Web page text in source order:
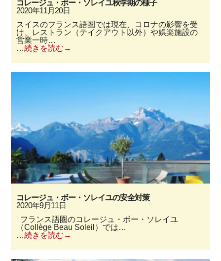
コレージュ・ボー・ソレイユ秋学期の様子
2020年11月20日
スイスのフランス語圏では現在、コロナの影響を受
け、レストラン（テイクアウト以外）や娯楽施設の
営業一時…
…続きを読む
コレージュ・ボー・ソレイユの安全対策
2020年9月11日
フランス語圏のコレージュ・ボー・ソレイユ
（Collège Beau Soleil）では…
…続きを読む